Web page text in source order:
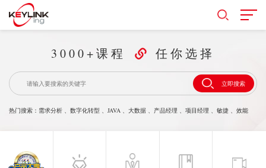
3000+课程 任你选择
立即搜索
热门搜索： 需求分析 、 数字化转型 、 JAVA 、 大数据 、 产品经理 、 项目经理 、 敏捷 、 效能